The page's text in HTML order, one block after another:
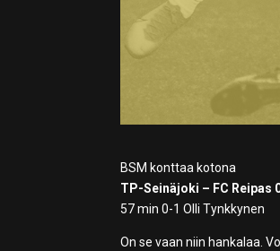
BSM konttaa kotona
TP-Seinäjoki – FC Reipas
57 min 0-1 Olli Tynkkynen
On se vaan niin hankalaa.